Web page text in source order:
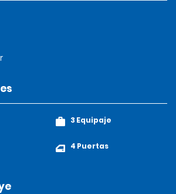
3 Equipaje
4 Puertas